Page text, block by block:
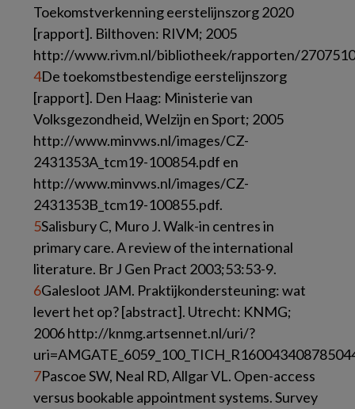
Toekomstverkenning eerstelijnszorg 2020
[rapport]. Bilthoven: RIVM; 2005
http://www.rivm.nl/bibliotheek/rapporten/
4De toekomstbestendige eerstelijnszorg
[rapport]. Den Haag: Ministerie van
Volksgezondheid, Welzijn en Sport; 2005
http://www.minvws.nl/images/CZ-
2431353A_tcm19-100854.pdf en
http://www.minvws.nl/images/CZ-
2431353B_tcm19-100855.pdf.
5Salisbury C, Muro J. Walk-in centres in
primary care. A review of the international
literature. Br J Gen Pract 2003;53:53-9.
6Galesloot JAM. Praktijkondersteuning: wat
levert het op? [abstract]. Utrecht: KNMG;
2006 http://knmg.artsennet.nl/uri/?
7Pascoe SW, Neal RD, Allgar VL. Open-access
versus bookable appointment systems. Survey